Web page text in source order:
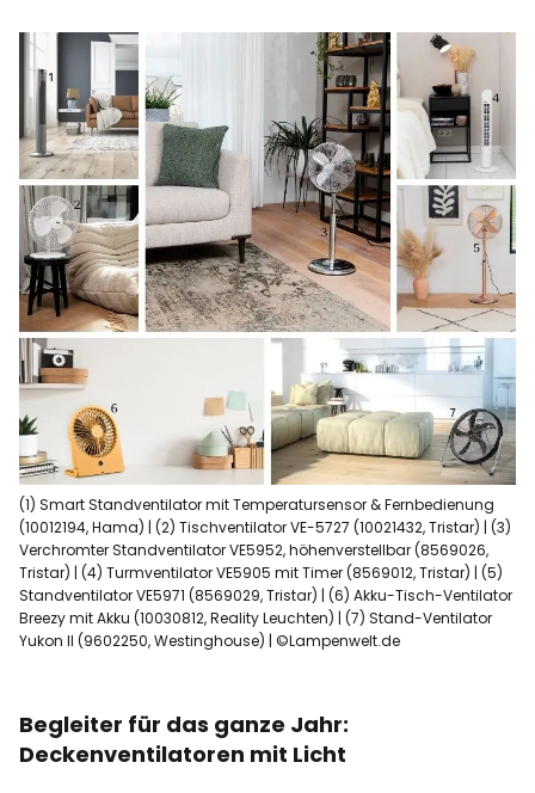
(1) Smart Standventilator mit Temperatursensor & Fernbedienung
(10012194, Hama) | (2) Tischventilator VE-5727 (10021432, Tristar) | (3)
Verchromter Standventilator VE5952, höhenverstellbar (8569026,
Tristar) | (4) Turmventilator VE5905 mit Timer (8569012, Tristar) | (5)
Standventilator VE5971 (8569029, Tristar) | (6) Akku-Tisch-Ventilator
Breezy mit Akku (10030812, Reality Leuchten) | (7) Stand-Ventilator
Yukon II (9602250, Westinghouse) | ©Lampenwelt.de
Begleiter für das ganze Jahr:
Deckenventilatoren mit Licht